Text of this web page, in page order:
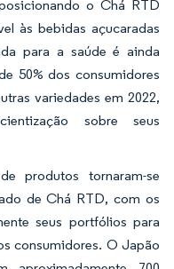
o Chá RTD
às bebidas açucaradas
para a saúde é ainda
50% dos consumidores
variedades em 2022,
sobre seus
produtos tornaram-se
de Chá RTD, com os
seus portfólios para
consumidores. O Japão